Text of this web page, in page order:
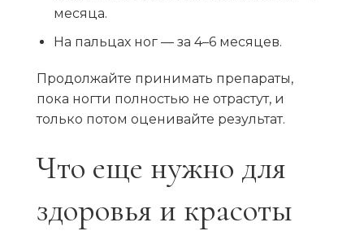
месяца.
На пальцах ног — за 4–6 месяцев.
Продолжайте принимать препараты,
пока ногти полностью не отрастут, и
только потом оценивайте результат.
Что еще нужно для
здоровья и красоты